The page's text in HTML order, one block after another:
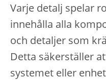
Varje detalj spelar
innehålla alla
och detaljer som
Detta säkerställer
systemet eller